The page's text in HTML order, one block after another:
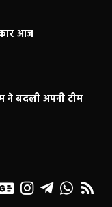
आज
बदली अपनी टीम